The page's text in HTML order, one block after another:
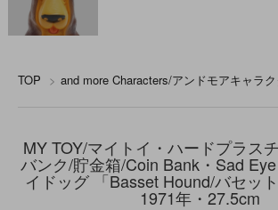
TOP > and more Characters/アンドモアキャラ
MY TOY/マイトイ・ハードプラス
バンク/貯金箱/Coin Bank・Sad
イドッグ 「Basset Hound/バセッ
1971年・27.5cm